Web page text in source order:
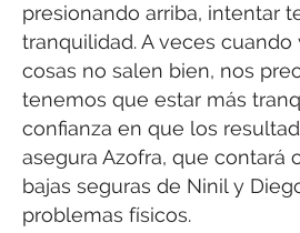
presionando arriba, intentar
tranquilidad. A veces
cosas no salen bien, nos
tenemos que estar más
confianza en que los
asegura Azofra, que contará
bajas seguras de Ninil y
problemas físicos.